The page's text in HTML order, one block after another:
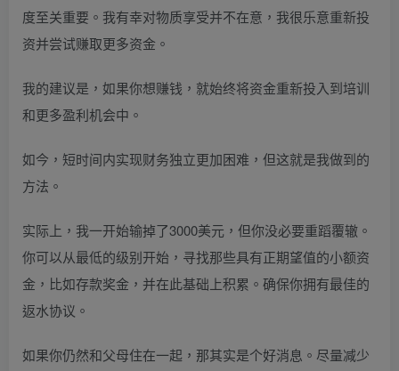
度至关重要。我有幸对物质享受并不在意，我很乐意重新投
资并尝试赚取更多资金。
我的建议是，如果你想赚钱，就始终将资金重新投入到培训
和更多盈利机会中。
如今，短时间内实现财务独立更加困难，但这就是我做到的
方法。
实际上，我一开始输掉了3000美元，但你没必要重蹈覆辙。
你可以从最低的级别开始，寻找那些具有正期望值的小额资
金，比如存款奖金，并在此基础上积累。确保你拥有最佳的
返水协议。
如果你仍然和父母住在一起，那其实是个好消息。尽量减少